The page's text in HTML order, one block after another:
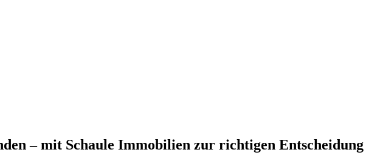
– mit Schaule Immobilien zur richtigen Entscheidung